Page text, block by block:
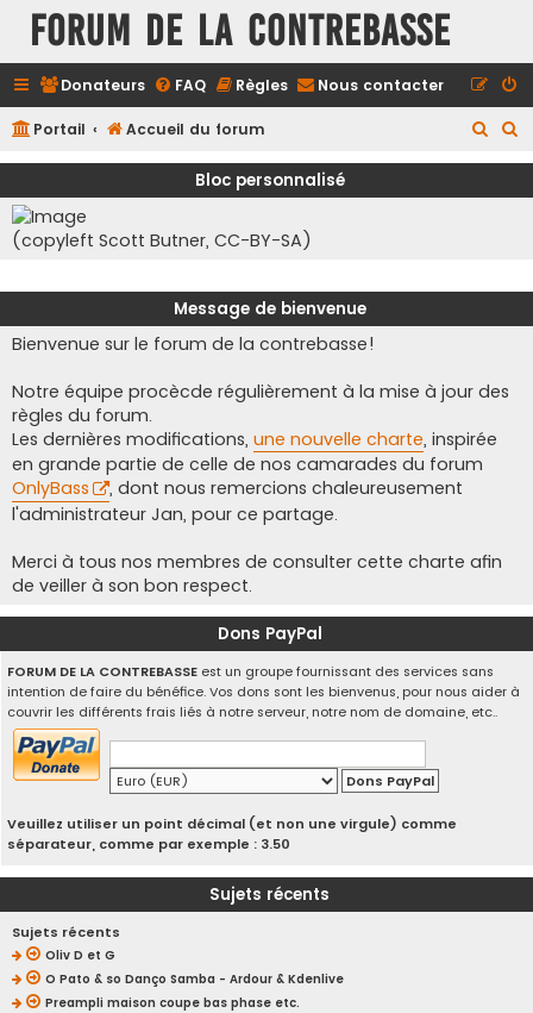
FORUM DE LA CONTREBASSE
Donateurs FAQ Règles Nous contacter
Portail Accueil du forum
e
e
Bloc personnalisé
(copyleft Scott Butner, CC-BY-SA)
Message de bienvenue
Bienvenue sur le forum de la contrebasse!
Notre équipe procècde régulièrement à la mise à jour des
règles du forum.
Les dernières modifications, une nouvelle charte, inspirée
en grande partie de celle de nos camarades du forum
OnlyBass
, dont nous remercions chaleureusement
l'administrateur Jan, pour ce partage.
Merci à tous nos membres de consulter cette charte afin
de veiller à son bon respect.
Dons PayPal
FORUM DE LA CONTREBASSE est un groupe fournissant des services sans
intention de faire du bénéfice. Vos dons sont les bienvenus, pour nous aider à
couvrir les différents frais liés à notre serveur, notre nom de domaine, etc..
Veuillez utiliser un point décimal (et non une virgule) comme
séparateur, comme par exemple : 3.50
Sujets récents
Sujets récents
Oliv D et G
O Pato & so Danço Samba - Ardour & Kdenlive
Preampli maison coupe bas phase etc.